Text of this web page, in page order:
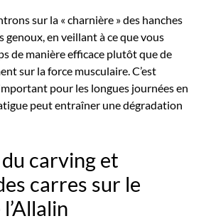
sur la « charnière » des hanches
genoux, en veillant à ce que vous
de manière efficace plutôt que de
sur la force musculaire. C’est
pour les longues journées en
peut entraîner une dégradation
carving et
carres sur le